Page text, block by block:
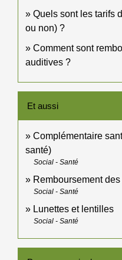
Quels sont les tarifs
ou non) ?
Comment sont
auditives ?
Et aussi
Complémentaire
santé)
Social - Santé
Remboursement
Social - Santé
Lunettes et lentilles
Social - Santé